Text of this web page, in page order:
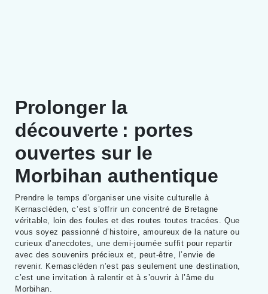
Prolonger la
découverte : portes
ouvertes sur le
Morbihan authentique
Prendre le temps d’organiser une visite culturelle à
Kernascléden, c’est s’offrir un concentré de Bretagne
véritable, loin des foules et des routes toutes tracées. Que
vous soyez passionné d’histoire, amoureux de la nature ou
curieux d’anecdotes, une demi-journée suffit pour repartir
avec des souvenirs précieux et, peut-être, l’envie de
revenir. Kernascléden n’est pas seulement une destination,
c’est une invitation à ralentir et à s’ouvrir à l’âme du
Morbihan.